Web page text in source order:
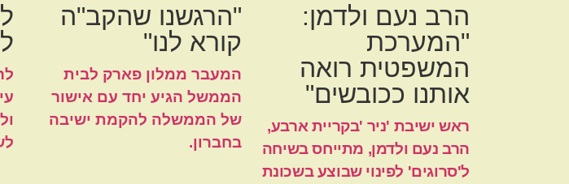
הרב נעם ולדמן:
"המערכת
המשפטית רואה
אותנו ככובשים"
ראש ישיבת 'ניר 'בקריית ארבע,
הרב נעם ולדמן, מתייחס בשיחה
ל'סרוגים' לפינוי שבוצע בשכונת
"הרגשנו שהקב"ה
קורא לנו"
המעבר ממלון פארק לבית
הממשל הגיע יחד עם אישור
של הממשלה להקמת ישיבה
בחברון.